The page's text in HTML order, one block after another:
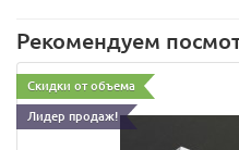
Рекомендуем
Скидки от объема
Лидер продаж!